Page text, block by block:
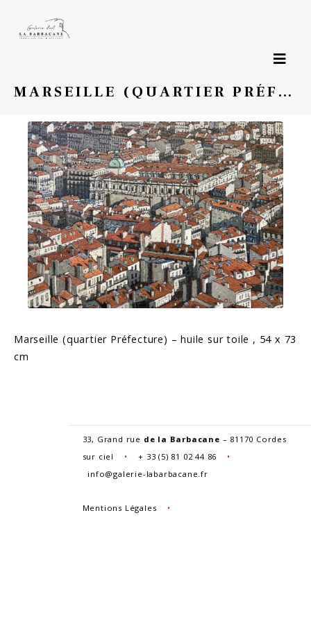
MARSEILLE (QUARTIER PRÉFECTURE)
Marseille (quartier Préfecture) – huile sur toile , 54 x 73
cm
33, Grand rue de la Barbacane – 81170 Cordes
sur ciel • + 33 (5) 81 02 44 86
•
info@galerie-labarbacane.fr
Mentions Légales •